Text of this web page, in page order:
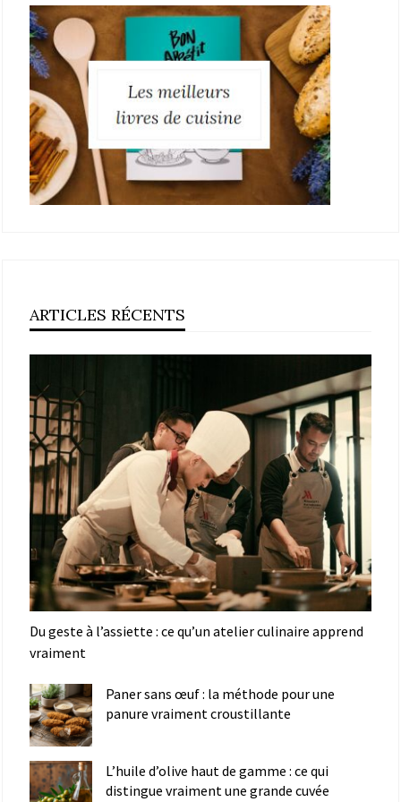
ARTICLES RÉCENTS
Du geste à l’assiette : ce qu’un atelier culinaire apprend
vraiment
Paner sans œuf : la méthode pour une
panure vraiment croustillante
L’huile d’olive haut de gamme : ce qui
distingue vraiment une grande cuvée